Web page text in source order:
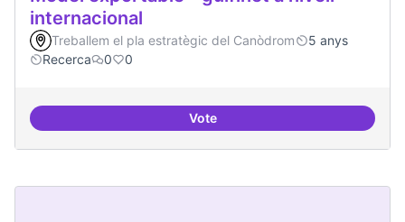
internacional
Treballem el pla estratègic del Canòdrom
5 anys
Recerca
0 0
VoteModel exportable - guifinet a